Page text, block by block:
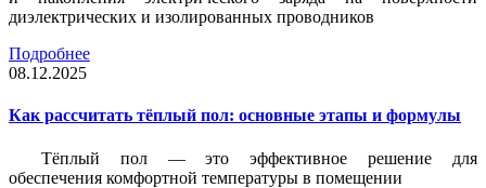
диэлектрических и изолированных проводников
Подробнее
08.12.2025
Как рассчитать тёплый пол: основные этапы и формулы
Тёплый пол — это эффективное решение для
обеспечения комфортной температуры в помещении